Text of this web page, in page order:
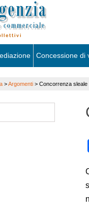
Concessione di
>Argomenti > Concorrenza sleale